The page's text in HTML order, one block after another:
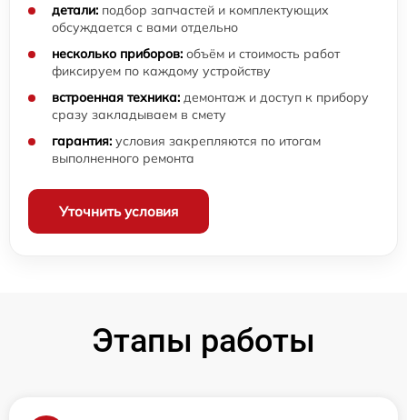
детали: подбор запчастей и комплектующих
обсуждается с вами отдельно
несколько приборов: объём и стоимость работ
фиксируем по каждому устройству
встроенная техника: демонтаж и доступ к прибору
сразу закладываем в смету
гарантия: условия закрепляются по итогам
выполненного ремонта
Уточнить условия
Этапы работы